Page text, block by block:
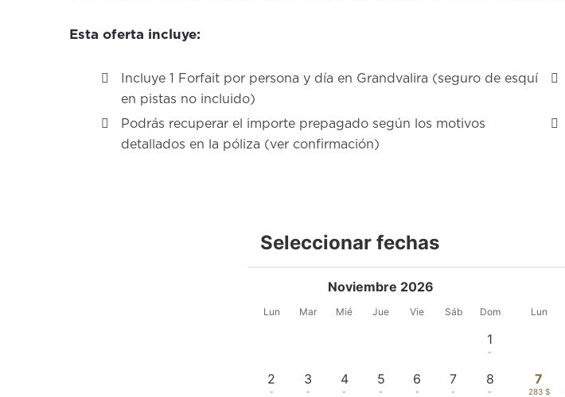
Esta oferta incluye:
Incluye 1 Forfait por persona y día en Grandvalira (seguro de esquí
en pistas no incluido)
Podrás recuperar el importe prepagado según los motivos
detallados en la póliza (ver confirmación)
Seleccionar fechas
Noviembre 2026
Lun Mar Mié Jue Vie Sáb Dom
1
-
2
-
3
-
4
-
5
-
6
-
7
-
8
-
Lun
7
283 $